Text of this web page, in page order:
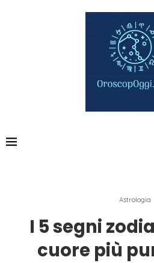
Astrologia
I 5 segni
cuore più